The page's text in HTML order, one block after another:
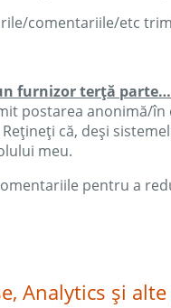
comentariile/etc
furnizor terță parte…
postarea anonimă/în
că, deși
meu.
pentru a
Analytics și